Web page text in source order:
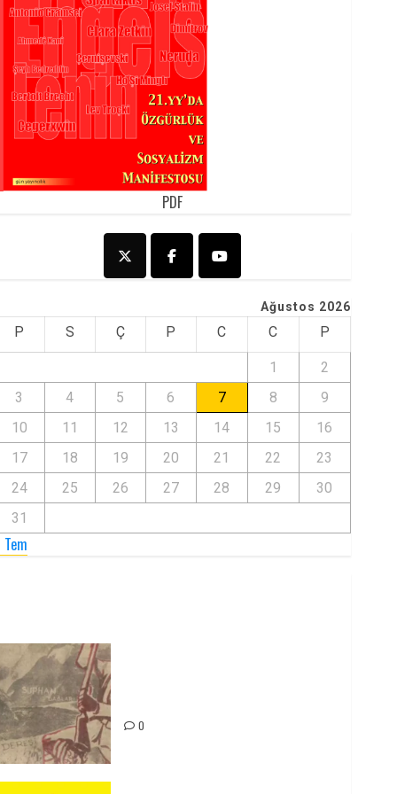
PDF
Ağustos 2026
P S Ç P C C P
1
2
3
4 5 6 7 8
9
10
11 12 13 14 15
16
17
18 19 20 21 22
23
24
25 26 27 28 29
30
31
0